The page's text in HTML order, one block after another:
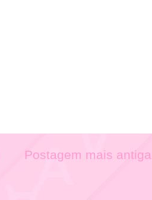
Postagem mais antiga